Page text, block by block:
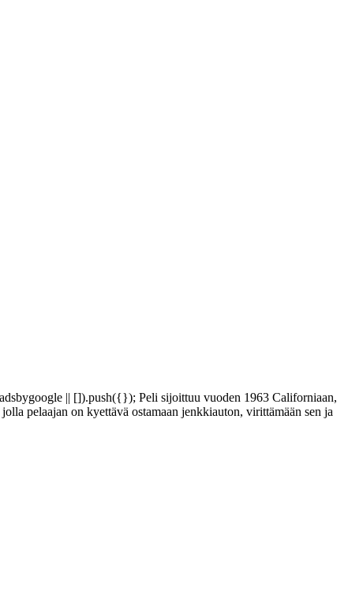
|| []).push({}); Peli sijoittuu vuoden 1963 Californiaan,
pelaajan on kyettävä ostamaan jenkkiauton, virittämään sen ja